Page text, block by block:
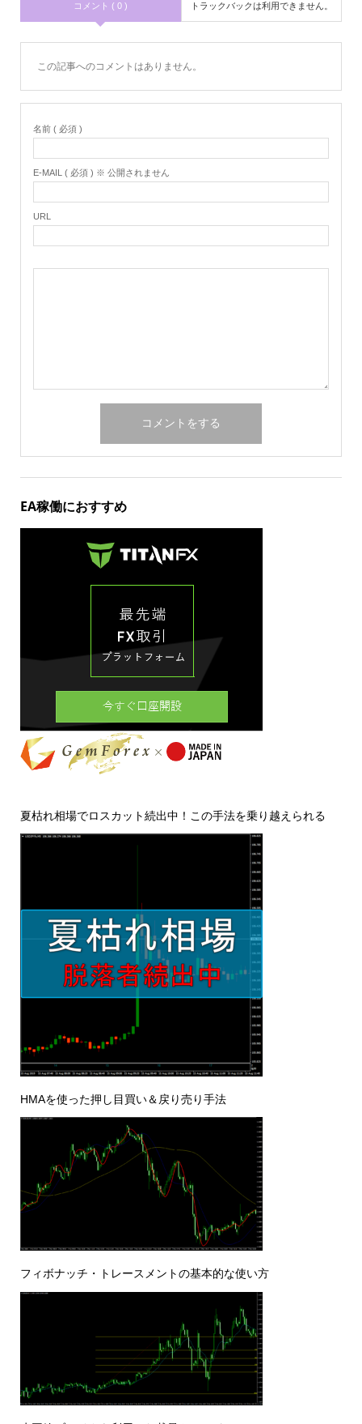
コメント ( 0 ) トラックバックは利用できません。
この記事へのコメントはありません。
名前 ( 必須 )
E-MAIL ( 必須 ) ※ 公開されません
URL
EA稼働におすすめ
夏枯れ相場でロスカット続出中！この手法を乗り越えられる
HMAを使った押し目買い＆戻り売り手法
フィボナッチ・トレースメントの基本的な使い方